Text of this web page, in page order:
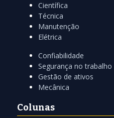
Científica
Técnica
Manutenção
Elétrica
Confiabilidade
Segurança no trabalho
Gestão de ativos
Mecânica
Colunas